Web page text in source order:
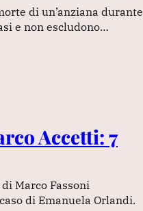
di un’anziana durante
e non escludono…
Accetti: 7
Marco Fassoni
di Emanuela Orlandi.